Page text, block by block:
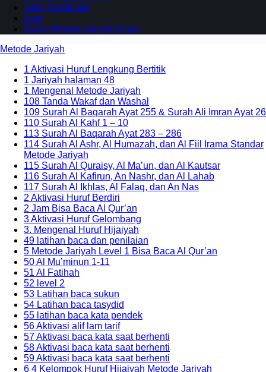
Tutor Certificate
User
Zoom Metode Jariyah 8 jam
Metode Jariyah
1 Aktivasi Huruf Lengkung Bertitik
1 Jariyah halaman 48
1 Mengenal Metode Jariyah
108 Tanda Wakaf dan Washal
109 Surah Al Baqarah Ayat 255 & Surah Ali Imran Ayat 26
110 Surah Al Kahf 1 – 10
113 Surah Al Baqarah Ayat 283 – 286
114 Surah Al Ashr, Al Humazah, dan Al Fiil Irama Standar
Metode Jariyah
115 Surah Al Quraisy, Al Ma’un, dan Al Kautsar
116 Surah Al Kafirun, An Nashr, dan Al Lahab
117 Surah Al Ikhlas, Al Falaq, dan An Nas
2 Aktivasi Huruf Berdiri
2 Jam Bisa Baca Al Qur’an
3 Aktivasi Huruf Gelombang
3. Mengenal Huruf Hijaiyah
49 latihan baca dan penilaian
5 Metode Jariyah Level 1 Bisa Baca Al Qur’an
50 Al Mu’minun 1-11
51 Al Fatihah
52 level 2
53 Latihan baca sukun
54 Latihan baca tasydid
55 latihan baca kata pendek
56 Aktivasi alif lam tarif
57 Aktivasi baca kata saat berhenti
58 Aktivasi baca kata saat berhenti
59 Aktivasi baca kata saat berhenti
6 4 Kelompok Huruf Hijaiyah Metode Jariyah